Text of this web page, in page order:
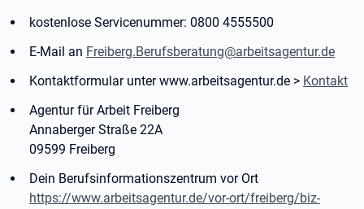
kostenlose Servicenummer: 0800 4555500
E-Mail an Freiberg.Berufsberatung@arbeitsagentur.de
Kontaktformular unter www.arbeitsagentur.de > Kontakt
Agentur für Arbeit Freiberg
Annaberger Straße 22A
09599 Freiberg
Dein Berufsinformationszentrum vor Ort
https://www.arbeitsagentur.de/vor-ort/freiberg/biz-